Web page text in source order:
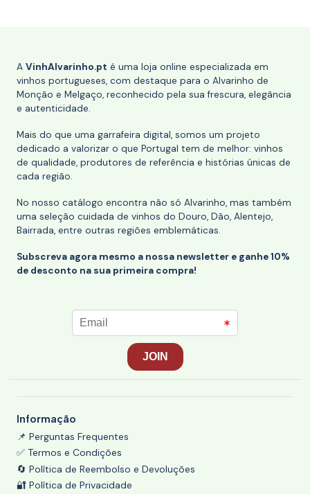
A VinhAlvarinho.pt é uma loja online especializada em
vinhos portugueses, com destaque para o Alvarinho de
Monção e Melgaço, reconhecido pela sua frescura, elegância
e autenticidade.
Mais do que uma garrafeira digital, somos um projeto
dedicado a valorizar o que Portugal tem de melhor: vinhos
de qualidade, produtores de referência e histórias únicas de
cada região.
No nosso catálogo encontra não só Alvarinho, mas também
uma seleção cuidada de vinhos do Douro, Dão, Alentejo,
Bairrada, entre outras regiões emblemáticas.
Subscreva agora mesmo a nossa newsletter e ganhe 10%
de desconto na sua primeira compra!
Informação
📌 Perguntas Frequentes
✅ Termos e Condições
🔄 Política de Reembolso e Devoluções
🔐 Política de Privacidade